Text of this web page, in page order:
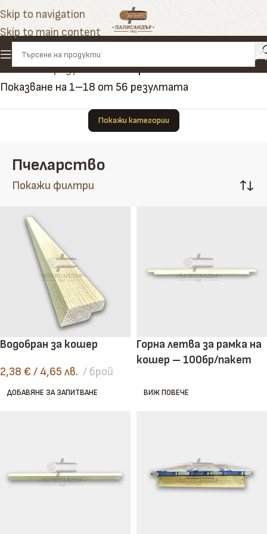
Skip to navigation
Skip to main content
Начало»Продукти»Пчеларство
Показване на 1–18 от 56 резултата
Покажи категории
Пчеларство
Покажи филтри
Водобран за кошер
2,38 € / 4,65 лв. брой
ДОБАВЯНЕ ЗА ЗАПИТВАНЕ
Горна летва за рамка на
кошер – 100бр/пакет
ВИЖ ПОВЕЧЕ